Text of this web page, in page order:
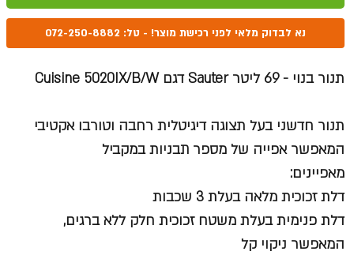
נא לבדוק מלאי לפני רכישת מוצר! - טל: 072-250-8882
תנור בנוי - 69 ליטר Sauter דגם Cuisine 5020IX/B/W
תנור חדשני בעל תצוגה דיגיטלית רחבה וטורבו אקטיבי
המאפשר אפייה של מספר תבניות במקביל
מאפיינים:
דלת זכוכית מלאה בעלת 3 שכבות
דלת פנימית בעלת משטח זכוכית חלק ללא ברגים,
המאפשר ניקוי קל